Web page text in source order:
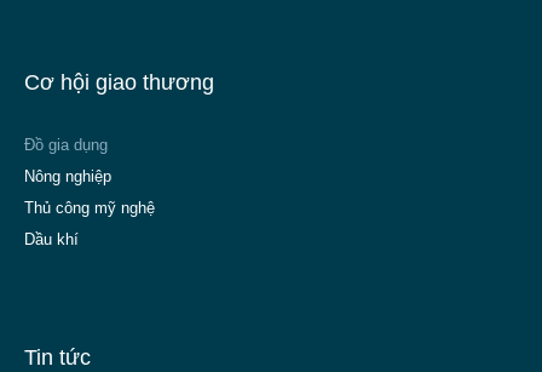
Cơ hội giao thương
Đồ gia dụng
Nông nghiệp
Thủ công mỹ nghệ
Dầu khí
Tin tức